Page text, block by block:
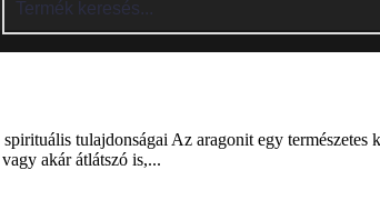
tulajdonságai Az aragonit egy
akár átlátszó is,...